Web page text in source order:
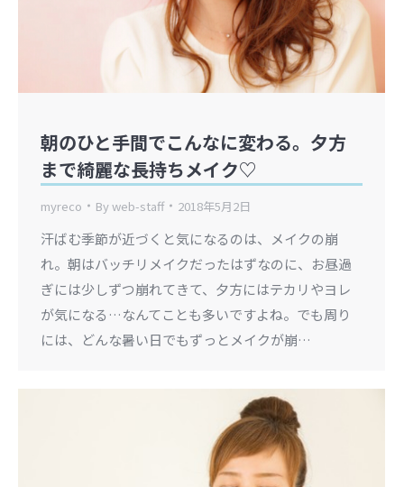
朝のひと手間でこんなに変わる。夕方
まで綺麗な長持ちメイク♡
myreco Byweb-staff 2018年5月2日
汗ばむ季節が近づくと気になるのは、メイクの崩
れ。朝はバッチリメイクだったはずなのに、お昼過
ぎには少しずつ崩れてきて、夕方にはテカリやヨレ
が気になる…なんてことも多いですよね。でも周り
には、どんな暑い日でもずっとメイクが崩…